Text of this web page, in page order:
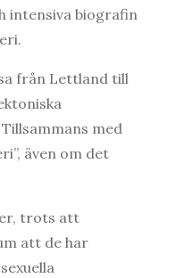
intensiva biografin
från Lettland till
med
även om det
trots att
att de har